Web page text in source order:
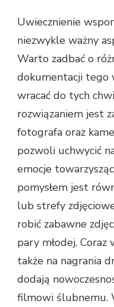
Uwiecznienie
niezwykle ważny
Warto zadbać o
dokumentacji tego
wracać do tych
rozwiązaniem jest
fotografa oraz
pozwoli uchwycić
emocje
pomysłem jest
lub strefy
robić zabawne
pary młodej.
także na nagrania
dodają
filmowi ślubnemu.